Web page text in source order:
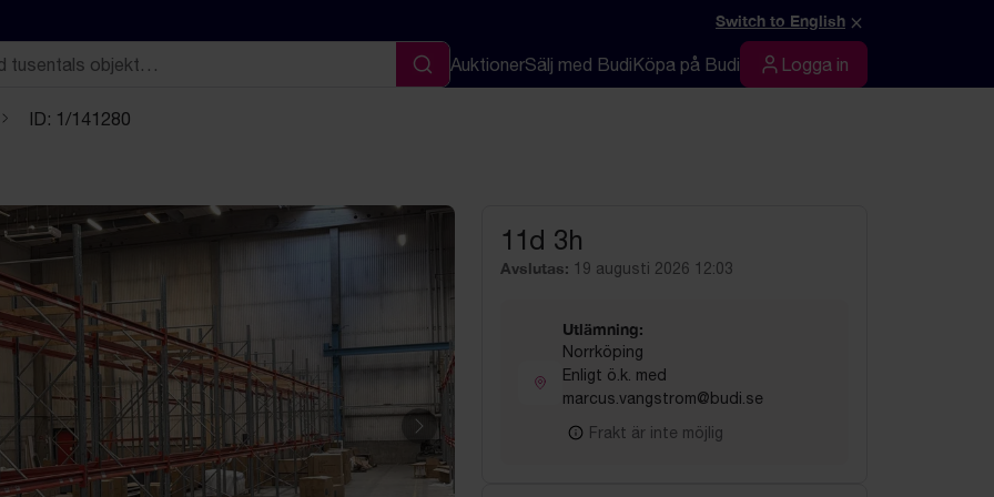
Switch to English ×
Sök
AuktionerSälj med BudiKöpa på Budi Logga in
Logga in
ID: 1/141280
Nästa
11d 3h
Avslutas: 19 augusti 2026 12:03
Utlämning:
Norrköping
Enligt ö.k. med
marcus.vangstrom@budi.se
Frakt är inte möjlig